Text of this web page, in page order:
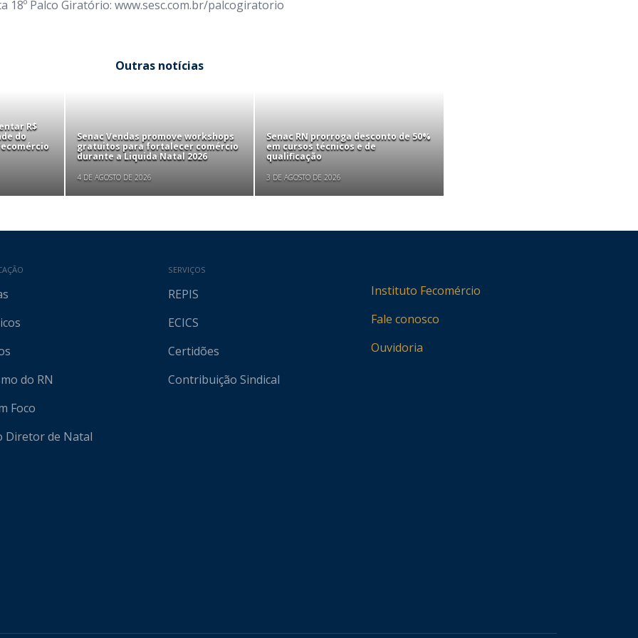
18º Palco Giratório: www.sesc.com.br/palcogiratorio
Outras notícias
R$
do
Senac Vendas promove workshops
gratuitos para fortalecer comércio
durante a Liquida Natal 2026
4 DE AGOSTO DE 2026
Senac RN prorroga desconto de 50%
em cursos técnicos e de
qualificação
3 DE AGOSTO DE 2026
do RN
Foco
Diretor de Natal
SERVIÇOS
REPIS
ECICS
Certidões
Contribuição Sindical
Instituto Fecomércio
Fale conosco
Ouvidoria